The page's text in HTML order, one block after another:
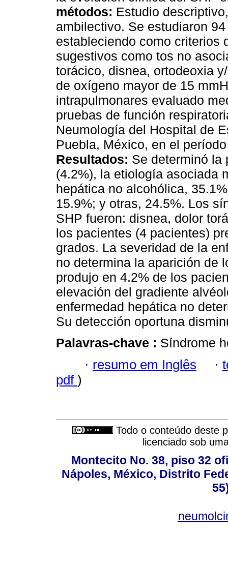
métodos: Estudio
ambilectivo. Se estudiaron
estableciendo como criterios
sugestivos como tos no
torácico, disnea, ortodeoxia
de oxígeno mayor de 15
intrapulmonares evaluado
pruebas de función
Neumología del Hospital de
Puebla, México, en el
Resultados: Se determinó la
(4.2%), la etiología asociada
hepática no alcohólica,
15.9%; y otras, 24.5%. Los
SHP fueron: disnea, dolor
los pacientes (4 pacientes)
grados. La severidad de la
no determina la aparición de
produjo en 4.2% de los
elevación del gradiente
enfermedad hepática no
Su detección oportuna
Palavras-chave : Síndrome
· resumo em Inglês ·
pdf )
Todo o conteúdo deste
licenciado sob
Montecito No. 38, piso 32
Nápoles, México, Distrito